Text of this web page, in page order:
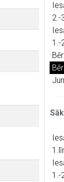
2.-
1.-
1.-